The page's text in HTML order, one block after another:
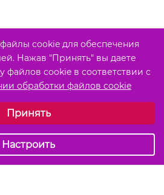
cookie для обеспечения
Нажав "Принять" вы даете
файлов cookie в соответствии с
обработки файлов cookie
Принять
Настроить